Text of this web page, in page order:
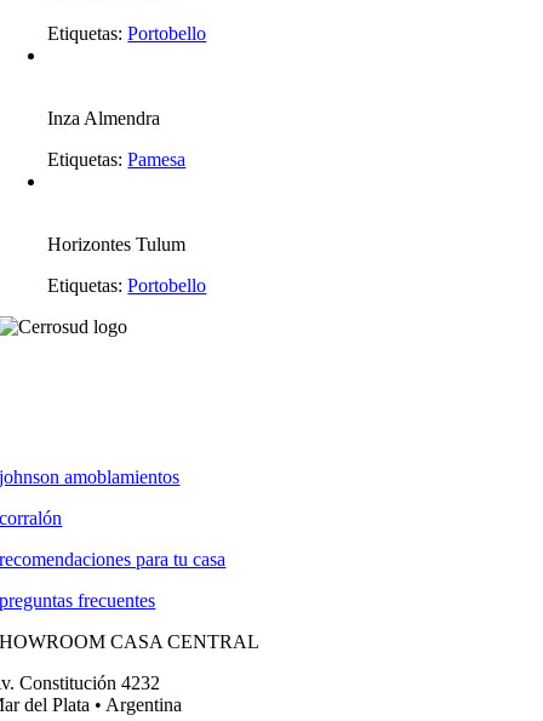
Etiquetas:Portobello
Inza Almendra
Etiquetas:Pamesa
Horizontes Tulum
Etiquetas:Portobello
johnson amoblamientos
corralón
recomendaciones para tu casa
preguntas frecuentes
CASA CENTRAL
Constitución 4232
del Plata • Argentina